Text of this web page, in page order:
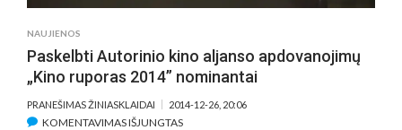
NAUJIENOS
Paskelbti Autorinio kino aljanso apdovanojimų
„Kino ruporas 2014” nominantai
PRANEŠIMAS ŽINIASKLAIDAI 2014-12-26, 20:06
KOMENTAVIMAS IŠJUNGTASĮRAŠE